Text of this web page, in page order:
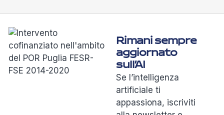
Rimani sempre
aggiornato
sull’AI
Se l’intelligenza
artificiale ti
appassiona, iscriviti